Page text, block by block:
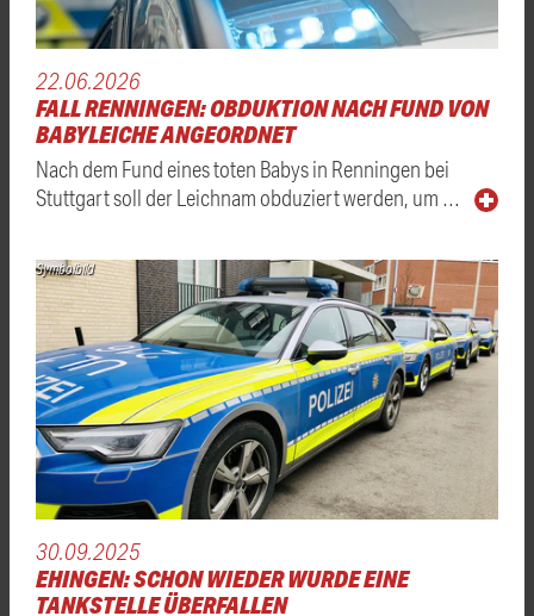
22.06.2026
FALL RENNINGEN: OBDUKTION NACH FUND VON
BABYLEICHE ANGEORDNET
Nach dem Fund eines toten Babys in Renningen bei
Stuttgart soll der Leichnam obduziert werden, um …
Symbolbild
30.09.2025
EHINGEN: SCHON WIEDER WURDE EINE
TANKSTELLE ÜBERFALLEN